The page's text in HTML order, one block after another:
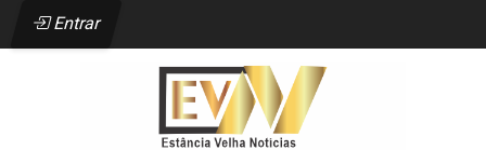
Entrar